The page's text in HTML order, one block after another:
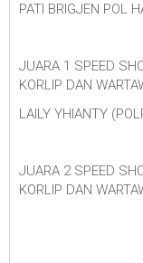
PATI BRIGJEN POL
JUARA 1 SPEED
KORLIP DAN
LAILY YHIANTY
JUARA 2 SPEED
KORLIP DAN